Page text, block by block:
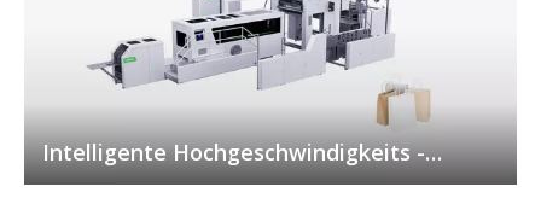
Intelligente Hochgeschwindigkeits -
Ein-/Doppel -Tasse -